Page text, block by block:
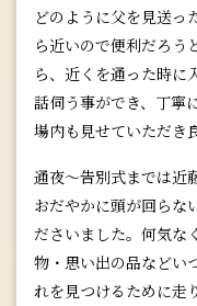
どのように父を見送っ
ら近いので便利だろう
ら、近くを通った時に
話伺う事ができ、丁寧
場内も見せていただき
通夜～告別式までは近
おだやかに頭が回らな
ださいました。何気な
物・思い出の品などい
れを見つけるために走